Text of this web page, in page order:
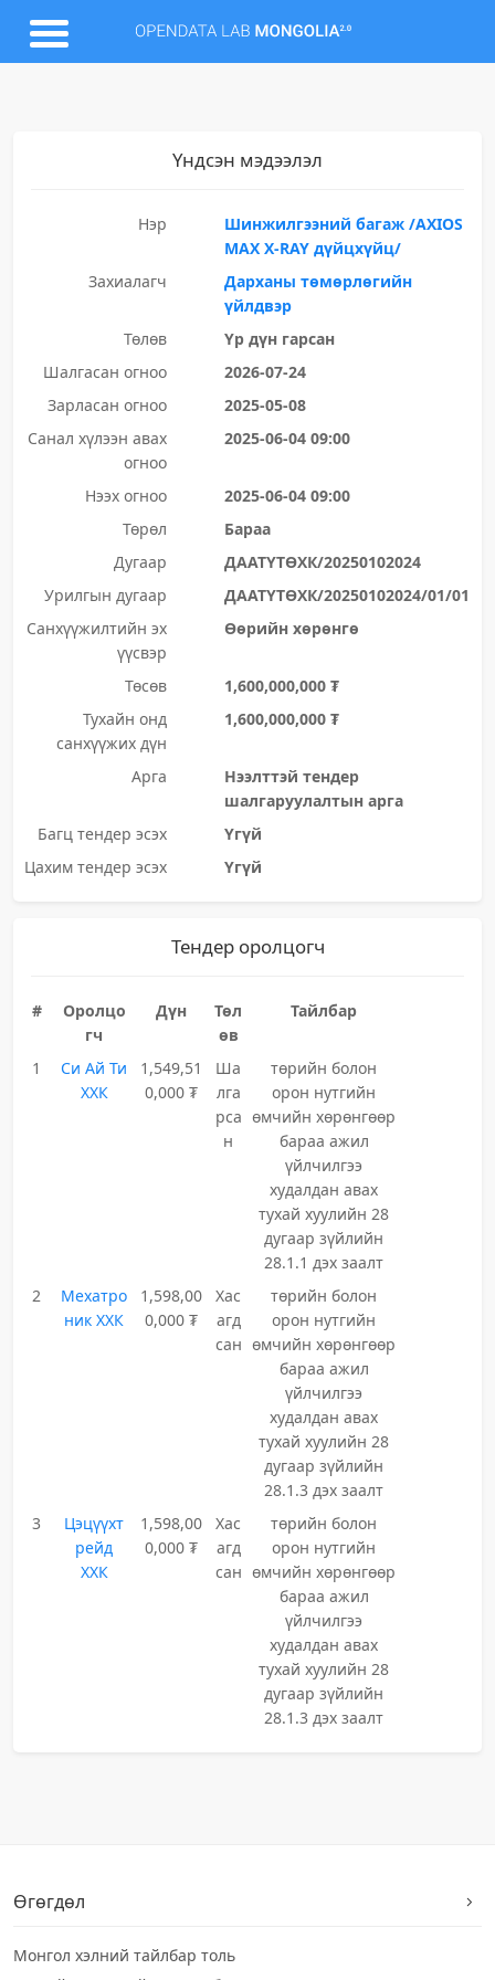
Үндсэн мэдээлэл
Нэр
Шинжилгээний багаж /AXIOS
MAX X-RAY дүйцхүйц/
Захиалагч
Дарханы төмөрлөгийн
үйлдвэр
Төлөв
Үр дүн гарсан
Шалгасан огноо
2026-07-24
Зарласан огноо
2025-05-08
Санал хүлээн авах
огноо
2025-06-04 09:00
Нээх огноо
2025-06-04 09:00
Төрөл
Бараа
Дугаар
ДААТҮТӨХК/20250102024
Урилгын дугаар
ДААТҮТӨХК/20250102024/01/01
Санхүүжилтийн эх
үүсвэр
Өөрийн хөрөнгө
Төсөв
1,600,000,000 ₮
Тухайн онд
санхүүжих дүн
1,600,000,000 ₮
Арга
Нээлттэй тендер
шалгаруулалтын арга
Багц тендер эсэх
Үгүй
Цахим тендер эсэх
Үгүй
Тендер оролцогч
#
Оролцо
гч
Дүн
Төл
өв
Тайлбар
1
Си Ай Ти
ХХК
1,549,51
0,000 ₮
Ша
лга
рса
н
төрийн болон
орон нутгийн
өмчийн хөрөнгөөр
бараа ажил
үйлчилгээ
худалдан авах
тухай хуулийн 28
дугаар зүйлийн
28.1.1 дэх заалт
2
Мехатро
ник ХХК
1,598,00
0,000 ₮
Хас
агд
сан
төрийн болон
орон нутгийн
өмчийн хөрөнгөөр
бараа ажил
үйлчилгээ
худалдан авах
тухай хуулийн 28
дугаар зүйлийн
28.1.3 дэх заалт
3
Цэцүүхт
рейд
ХХК
1,598,00
0,000 ₮
Хас
агд
сан
төрийн болон
орон нутгийн
өмчийн хөрөнгөөр
бараа ажил
үйлчилгээ
худалдан авах
тухай хуулийн 28
дугаар зүйлийн
28.1.3 дэх заалт
Өгөгдөл
Монгол хэлний тайлбар толь